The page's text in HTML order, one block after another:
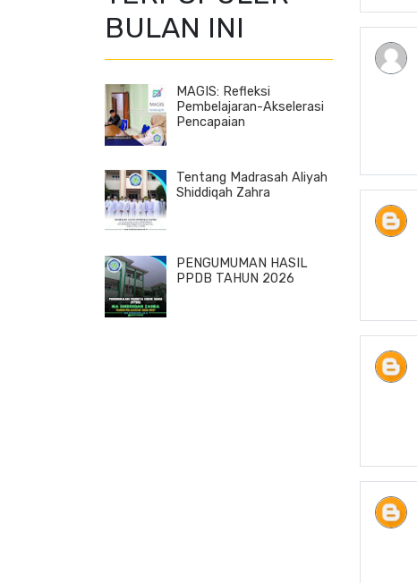
BULAN INI
MAGIS: Refleksi
Pembelajaran-Akselerasi
Pencapaian
Tentang Madrasah Aliyah
Shiddiqah Zahra
PENGUMUMAN HASIL
PPDB TAHUN 2026